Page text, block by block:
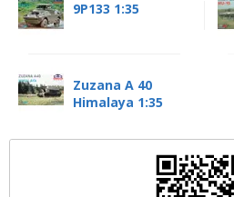
9P133 1:35
Zuzana A 40
Himalaya 1:35